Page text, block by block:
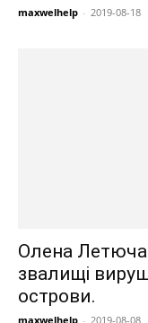
maxwelhelp - 2019-08-18
Олена Летюча
звалищі
острови.
maxwelhelp - 2019-08-08